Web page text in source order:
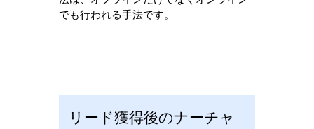
でも行われる手法です。
リード獲得後のナーチャ